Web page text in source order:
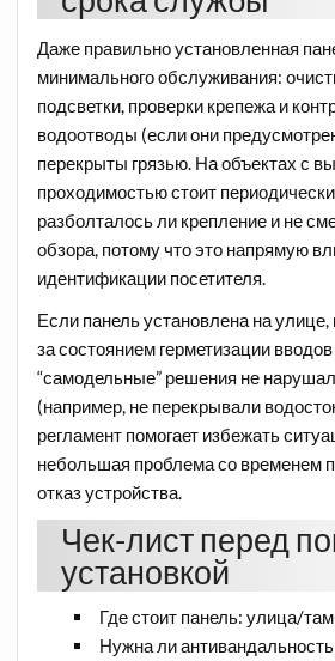
Даже правильно установленная
минимального обслуживания:
подсветки, проверки крепежа и
водоотводы (если они
перекрыты грязью. На объектах с
проходимостью стоит
разболталось ли крепление и не
обзора, потому что это напрямую
идентификации посетителя.
Если панель установлена на улице,
за состоянием герметизации
“самодельные” решения не
(например, не перекрывали
регламент помогает избежать
небольшая проблема со временем
отказ устройства.​
Чек-лист перед
установкой
Где стоит панель: улица/
Нужна ли